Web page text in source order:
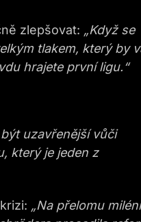
zlepšovat: „Když se
tlakem, který by
hrajete první ligu.“
uzavřenější vůči
který je jeden z
„Na přelomu